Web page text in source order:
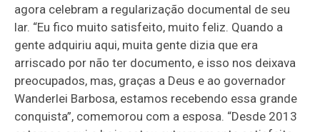
agora celebram a regularização documental de seu
lar. “Eu fico muito satisfeito, muito feliz. Quando a
gente adquiriu aqui, muita gente dizia que era
arriscado por não ter documento, e isso nos deixava
preocupados, mas, graças a Deus e ao governador
Wanderlei Barbosa, estamos recebendo essa grande
conquista”, comemorou com a esposa. “Desde 2013